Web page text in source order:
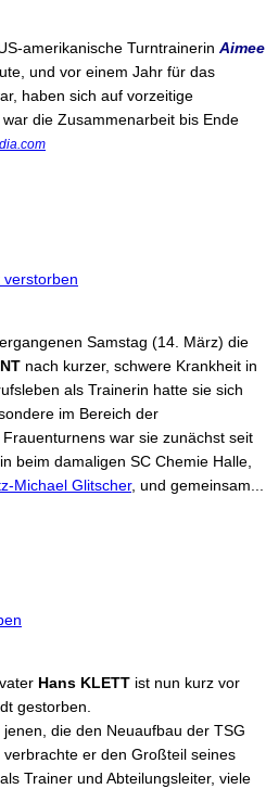
amerikanische Turntrainerin Aimee
und vor einem Jahr für das
haben sich auf vorzeitige
die Zusammenarbeit bis Ende
verstorben
Samstag (14. März) die
nach kurzer, schwere Krankheit in
als Trainerin hatte sie sich
im Bereich der
war sie zunächst seit
beim damaligen SC Chemie Halle,
Michael Glitscher, und gemeinsam...
Hans KLETT ist nun kurz vor
gestorben.
die den Neuaufbau der TSG
verbrachte er den Großteil seines
Trainer und Abteilungsleiter, viele